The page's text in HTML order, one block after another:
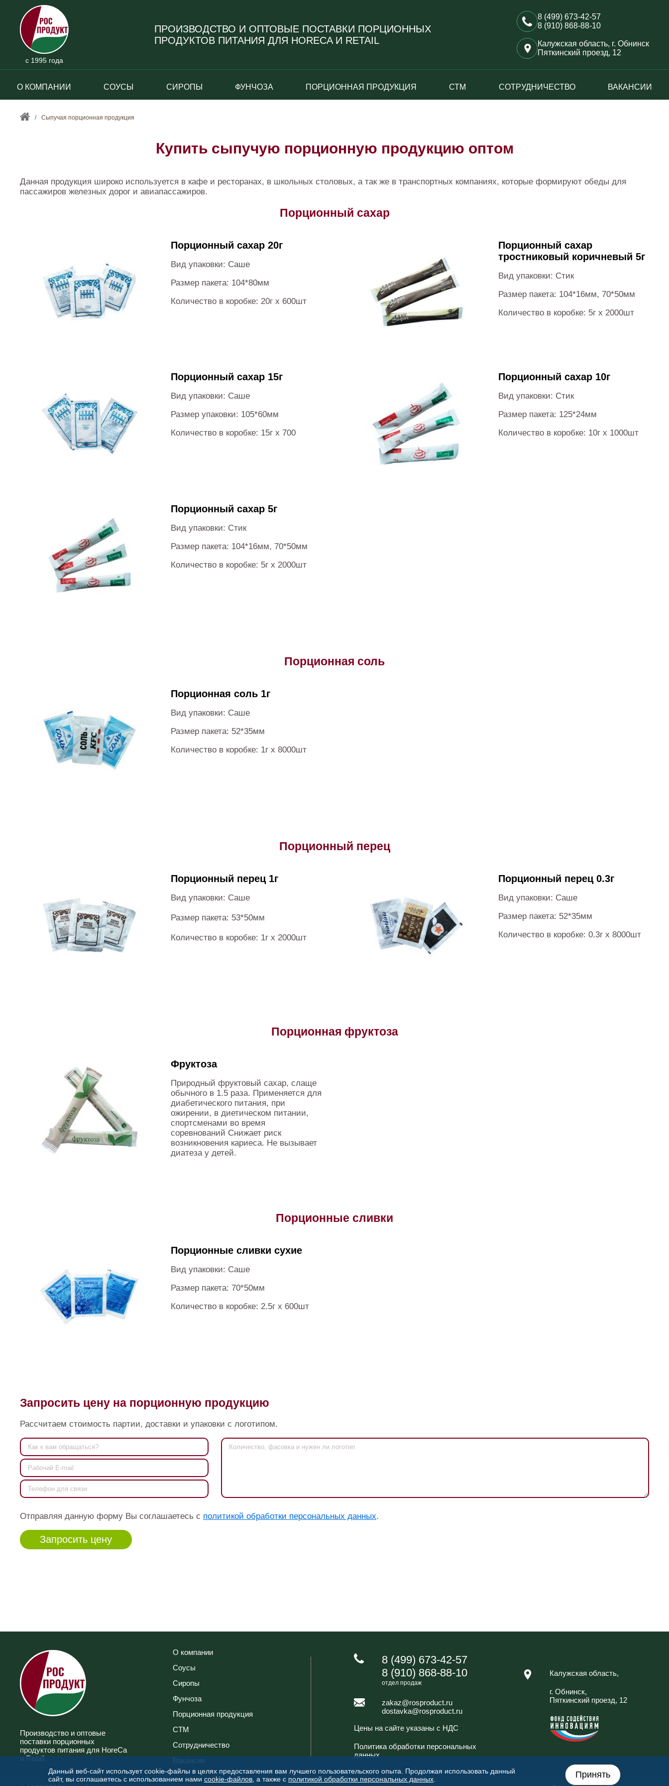
с 1995 года
ПРОИЗВОДСТВО И ОПТОВЫЕ ПОСТАВКИ ПОРЦИОННЫХ
ПРОДУКТОВ ПИТАНИЯ ДЛЯ HORECA И RETAIL
8 (499) 673-42-57
8 (910) 868-88-10
Калужская область, г. Обнинск
Пяткинский проезд, 12
О КОМПАНИИ СОУСЫ СИРОПЫ ФУНЧОЗА ПОРЦИОННАЯ ПРОДУКЦИЯ СТМ СОТРУДНИЧЕСТВО ВАКАНСИИ
/ Сыпучая порционная продукция
Купить сыпучую порционную продукцию оптом
Данная продукция широко используется в кафе и ресторанах, в школьных столовых, а так же в транспортных компаниях, которые формируют обеды для
пассажиров железных дорог и авиапассажиров.
Порционный сахар
Порционный сахар 20г
Вид упаковки: Саше
Размер пакета: 104*80мм
Количество в коробке: 20г х 600шт
Порционный сахар
тростниковый коричневый 5г
Вид упаковки: Стик
Размер пакета: 104*16мм, 70*50мм
Количество в коробке: 5г х 2000шт
Порционный сахар 15г
Вид упаковки: Саше
Размер упаковки: 105*60мм
Количество в коробке: 15г х 700
Порционный сахар 10г
Вид упаковки: Стик
Размер пакета: 125*24мм
Количество в коробке: 10г х 1000шт
Порционный сахар 5г
Вид упаковки: Стик
Размер пакета: 104*16мм, 70*50мм
Количество в коробке: 5г х 2000шт
Порционная соль
Порционная соль 1г
Вид упаковки: Саше
Размер пакета: 52*35мм
Количество в коробке: 1г х 8000шт
Порционный перец
Порционный перец 1г
Вид упаковки: Саше
Размер пакета: 53*50мм
Количество в коробке: 1г х 2000шт
Порционный перец 0.3г
Вид упаковки: Саше
Размер пакета: 52*35мм
Количество в коробке: 0.3г х 8000шт
Порционная фруктоза
Фруктоза
Природный фруктовый сахар, слаще
обычного в 1.5 раза. Применяется для
диабетического питания, при
ожирении, в диетическом питании,
спортсменами во время
соревнований Снижает риск
возникновения кариеса. Не вызывает
диатеза у детей.
Порционные сливки
Порционные сливки сухие
Вид упаковки: Саше
Размер пакета: 70*50мм
Количество в коробке: 2.5г х 600шт
Запросить цену на порционную продукцию
Рассчитаем стоимость партии, доставки и упаковки с логотипом.
Отправляя данную форму Вы соглашаетесь с политикой обработки персональных данных.
Производство и оптовые
поставки порционных
продуктов питания для HoreCa
и Retail.
О компании
Соусы
Сиропы
Фунчоза
Порционная продукция
СТМ
Сотрудничество
8 (499) 673-42-57
8 (910) 868-88-10
отдел продаж
zakaz@rosproduct.ru
dostavka@rosproduct.ru
Цены на сайте указаны с НДС
Политика обработки персональных
данных
Калужская область,
г. Обнинск,
Пяткинский проезд, 12
Данный веб-сайт использует cookie-файлы в целях предоставления вам лучшего пользовательского опыта. Продолжая использовать данный
сайт, вы соглашаетесь с использованием нами cookie-файлов , а также с политикой обработки персональных данных Принять